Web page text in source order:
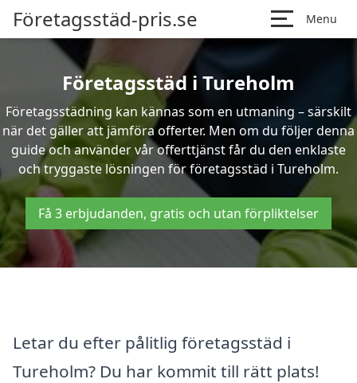
Företagsstäd-pris.se Menu
Företagsstäd i Tureholm
Företagsstädning kan kännas som en utmaning – särskilt
när det gäller att jämföra offerter. Men om du följer denna
guide och använder vår offerttjänst får du den enklaste
och tryggaste lösningen för företagsstäd i Tureholm.
Få 3 erbjudanden, gratis och utan förpliktelser
Letar du efter pålitlig företagsstäd i
Tureholm? Du har kommit till rätt plats!